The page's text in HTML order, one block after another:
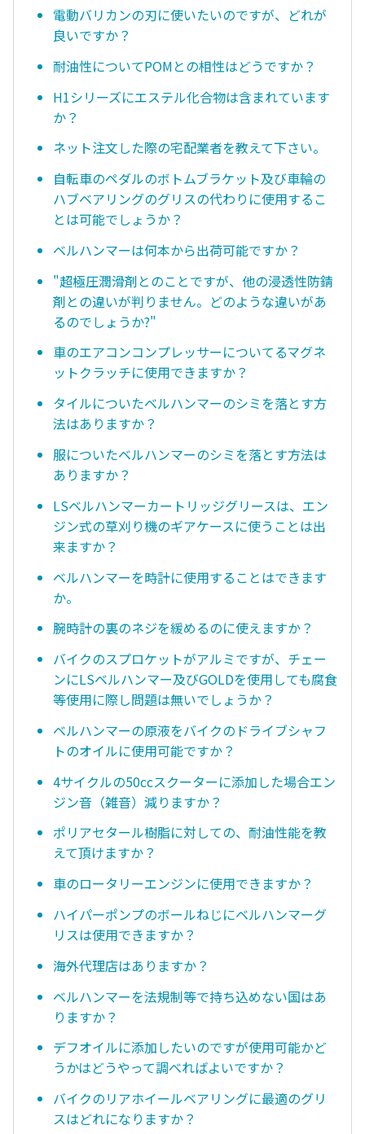
電動バリカンの刃に使いたいのですが、どれが
良いですか？
耐油性についてPOMとの相性はどうですか？
H1シリーズにエステル化合物は含まれています
か？
ネット注文した際の宅配業者を教えて下さい。
自転車のペダルのボトムブラケット及び車輪の
ハブベアリングのグリスの代わりに使用するこ
とは可能でしょうか？
ベルハンマーは何本から出荷可能ですか？
"超極圧潤滑剤とのことですが、他の浸透性防錆
剤との違いが判りません。どのような違いがあ
るのでしょうか?"
車のエアコンコンプレッサーについてるマグネ
ットクラッチに使用できますか？
タイルについたベルハンマーのシミを落とす方
法はありますか？
服についたベルハンマーのシミを落とす方法は
ありますか？
LSベルハンマーカートリッジグリースは、エン
ジン式の草刈り機のギアケースに使うことは出
来ますか？
ベルハンマーを時計に使用することはできます
か。
腕時計の裏のネジを緩めるのに使えますか？
バイクのスプロケットがアルミですが、チェー
ンにLSベルハンマー及びGOLDを使用しても腐食
等使用に際し問題は無いでしょうか？
ベルハンマーの原液をバイクのドライブシャフ
トのオイルに使用可能ですか？
4サイクルの50ccスクーターに添加した場合エン
ジン音（雑音）減りますか？
ポリアセタール樹脂に対しての、耐油性能を教
えて頂けますか？
車のロータリーエンジンに使用できますか？
ハイパーポンプのボールねじにベルハンマーグ
リスは使用できますか？
海外代理店はありますか？
ベルハンマーを法規制等で持ち込めない国はあ
りますか？
デフオイルに添加したいのですが使用可能かど
うかはどうやって調べればよいですか？
バイクのリアホイールベアリングに最適のグリ
スはどれになりますか？